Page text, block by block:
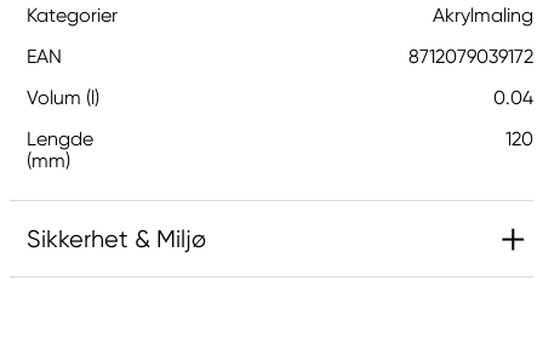
Kategorier
Akrylmaling
EAN
8712079039172
Volum (l)
0.04
Lengde
(mm)
120
Sikkerhet & Miljø